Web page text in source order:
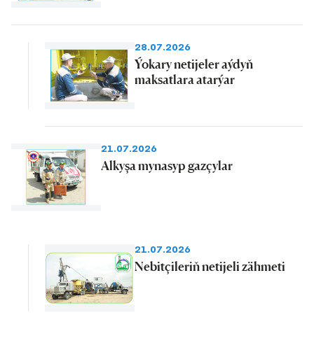
28.07.2026
Ýokary netijeler aýdyň
maksatlara atarýar
21.07.2026
Alkyşa mynasyp gazçylar
21.07.2026
Nebitçileriň netijeli zähmeti